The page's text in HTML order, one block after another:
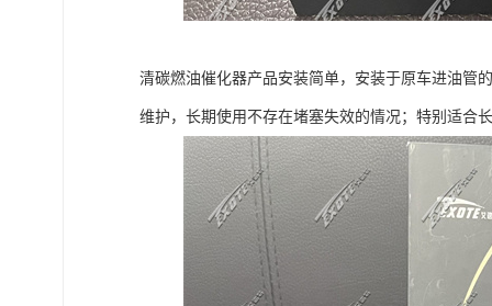
清碳燃油催化器产品安装简单，安装于原车进油管
维护，长期使用不存在堵塞失效的情况；特别适合